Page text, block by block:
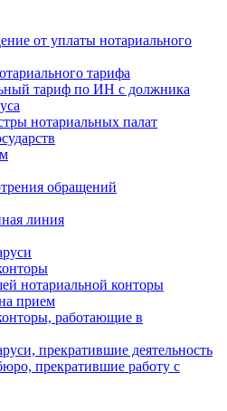
от уплаты нотариального
тарифа
тариф по ИН с должника
нотариальных палат
обращений
линия
нотариальной конторы
прием
работающие в
прекратившие деятельность
прекратившие работу с